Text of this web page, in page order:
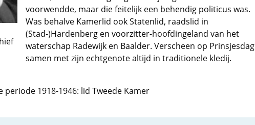
voorwendde, maar die feitelijk een behendig politicus was.
Was behalve Kamerlid ook Statenlid, raadslid in
(Stad-)Hardenberg en voorzitter-hoofdingeland van het
waterschap Radewijk en Baalder. Verscheen op Prinsjesdag
samen met zijn echtgenote altijd in traditionele kledij.
periode 1918-1946: lid Tweede Kamer